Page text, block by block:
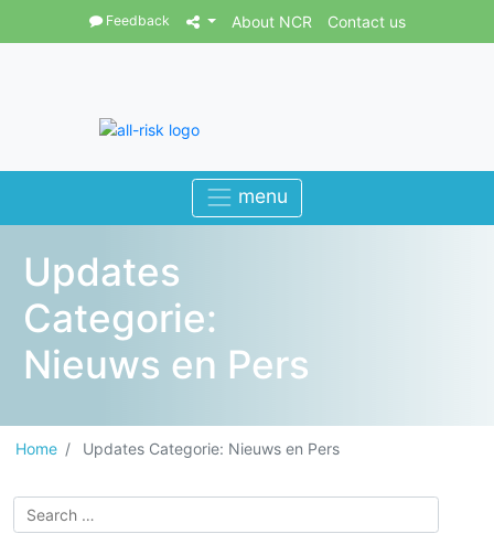
Feedback About NCR Contact us
Updates
Categorie:
Nieuws en Pers
Home Updates Categorie: Nieuws en Pers